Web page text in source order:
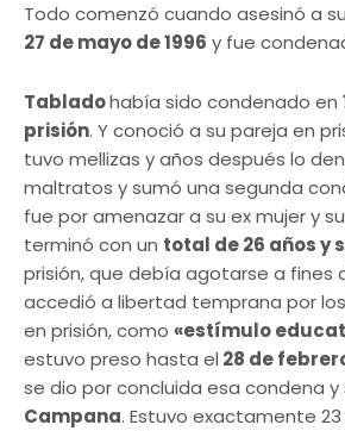
Todo comenzó cuando asesinó a
27 de mayo de 1996 y fue
Tabladohabía sido condenado en
prisión. Y conoció a su pareja en
tuvo mellizas y años después lo
maltratos y sumó una segunda
fue por amenazar a su ex mujer y
terminó con un total de 26 años y
prisión, que debía agotarse a fines
accedió a libertad temprana por
en prisión, como «estímulo
estuvo preso hasta el 28 de
se dio por concluida esa condena
Campana. Estuvo exactamente